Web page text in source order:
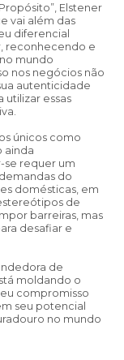
Elstener
vai além das
diferencial
reconhecendo e
mundo
nos negócios não
autenticidade
utilizar essas
únicos como
ainda
requer um
do
domésticas, em
de
barreiras, mas
desafiar e
de
moldando o
compromisso
seu potencial
no mundo